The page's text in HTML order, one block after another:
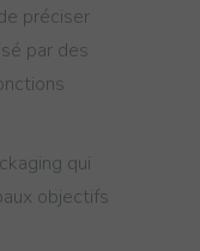
préciser
par des
qui
objectifs